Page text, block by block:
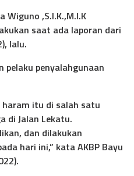
Wiguno ,S.I.K.,M.I.K
saat ada laporan dari
lalu.
pelaku penyalahgunaan
haram itu di salah satu
di Jalan Lekatu.
dan dilakukan
hari ini,” kata AKBP Bayu